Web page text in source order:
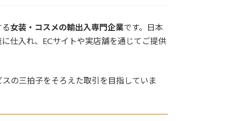
女装・コスメの輸出入専門企業です。日本
仕入れ、ECサイトや実店舗を通じてご提供
の三拍子をそろえた取引を目指していま